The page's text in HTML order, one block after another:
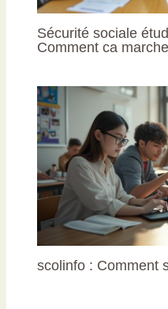
Sécurité sociale
Comment ca
scolinfo : Comment